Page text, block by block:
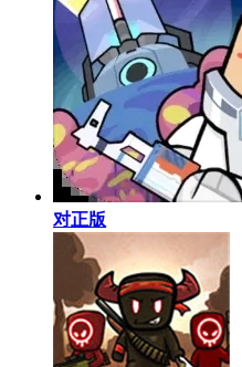
对正版